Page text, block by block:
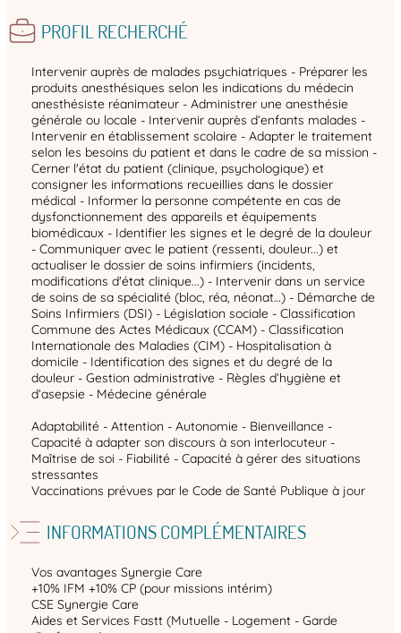
PROFIL RECHERCHÉ
Intervenir auprès de malades psychiatriques - Préparer les
produits anesthésiques selon les indications du médecin
anesthésiste réanimateur - Administrer une anesthésie
générale ou locale - Intervenir auprès d’enfants malades -
Intervenir en établissement scolaire - Adapter le traitement
selon les besoins du patient et dans le cadre de sa mission -
Cerner l'état du patient (clinique, psychologique) et
consigner les informations recueillies dans le dossier
médical - Informer la personne compétente en cas de
dysfonctionnement des appareils et équipements
biomédicaux - Identifier les signes et le degré de la douleur
- Communiquer avec le patient (ressenti, douleur...) et
actualiser le dossier de soins infirmiers (incidents,
modifications d'état clinique...) - Intervenir dans un service
de soins de sa spécialité (bloc, réa, néonat…) - Démarche de
Soins Infirmiers (DSI) - Législation sociale - Classification
Commune des Actes Médicaux (CCAM) - Classification
Internationale des Maladies (CIM) - Hospitalisation à
domicile - Identification des signes et du degré de la
douleur - Gestion administrative - Règles d’hygiène et
d’asepsie - Médecine générale
Adaptabilité - Attention - Autonomie - Bienveillance -
Capacité à adapter son discours à son interlocuteur -
Maîtrise de soi - Fiabilité - Capacité à gérer des situations
stressantes
Vaccinations prévues par le Code de Santé Publique à jour
INFORMATIONS COMPLÉMENTAIRES
Vos avantages Synergie Care
+10% IFM +10% CP (pour missions intérim)
CSE Synergie Care
Aides et Services Fastt (Mutuelle - Logement - Garde